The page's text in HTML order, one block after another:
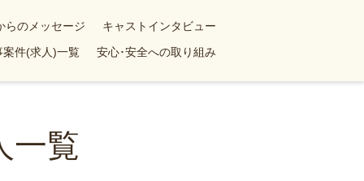
らのメッセージ
キャストインタビュー
案件(求人)一覧 安心･安全への取り組み
一覧